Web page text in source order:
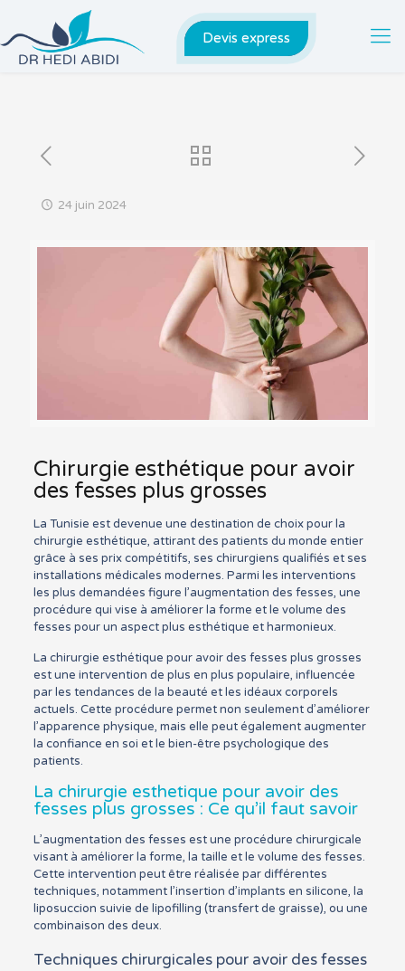
Devis express
24 juin 2024
Chirurgie esthétique pour avoir
des fesses plus grosses
La Tunisie est devenue une destination de choix pour la
chirurgie esthétique, attirant des patients du monde entier
grâce à ses prix compétitifs, ses chirurgiens qualifiés et ses
installations médicales modernes. Parmi les interventions
les plus demandées figure l’augmentation des fesses, une
procédure qui vise à améliorer la forme et le volume des
fesses pour un aspect plus esthétique et harmonieux.
La chirurgie esthétique pour avoir des fesses plus grosses
est une intervention de plus en plus populaire, influencée
par les tendances de la beauté et les idéaux corporels
actuels. Cette procédure permet non seulement d’améliorer
l’apparence physique, mais elle peut également augmenter
la confiance en soi et le bien-être psychologique des
patients.
La chirurgie esthetique pour avoir des
fesses plus grosses : Ce qu’il faut savoir
L’augmentation des fesses est une procédure chirurgicale
visant à améliorer la forme, la taille et le volume des fesses.
Cette intervention peut être réalisée par différentes
techniques, notamment l’insertion d’implants en silicone, la
liposuccion suivie de lipofilling (transfert de graisse), ou une
combinaison des deux.
Techniques chirurgicales pour avoir des fesses